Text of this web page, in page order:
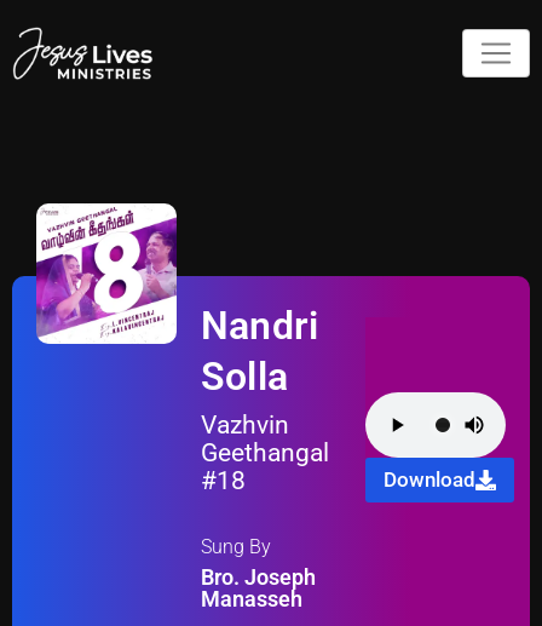
Nandri
Solla
Vazhvin
Geethangal
#18
Sung By
Bro. Joseph
Manasseh
Download